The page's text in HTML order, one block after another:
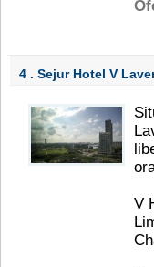
4 . Sejur Hotel V
V